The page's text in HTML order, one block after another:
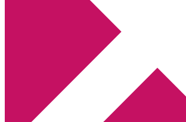
Utskriftscentralen
Min tv-blogg
You are here:Home
Recension:
Hjorth och Hans Rosenfeldt